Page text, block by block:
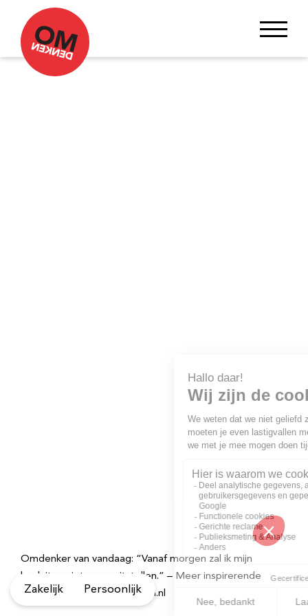
Omdenker van vandaag: “Vanaf morgen zal ik mijn
besluiten niet meer uitstellen.” – Meer inspirerende
quotes vind je op Omdenken.nl
Zakelijk Persoonlijk